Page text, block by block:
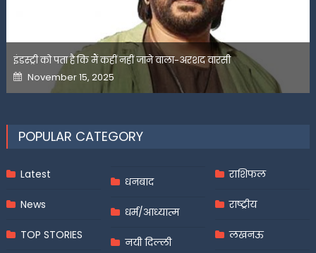
इंडस्ट्री को पता है कि मैं कहीं नहीं जाने वाला-अरशद वारसी
Posted
on
November 15, 2025
POPULAR CATEGORY
Latest
News
TOP STORIES
धनबाद
धर्म/आध्यात्म
नयी दिल्ली
राशिफल
राष्ट्रीय
लखनऊ